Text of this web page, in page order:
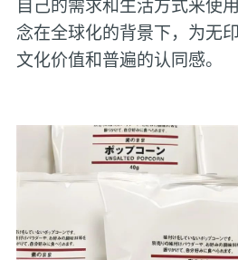
自己的需求和生活方式来使
念在全球化的背景下，为无
文化价值和普遍的认同感‌。